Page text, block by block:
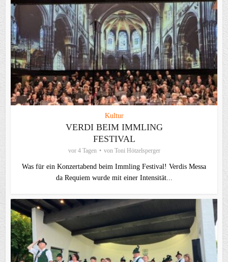
Kultur
VERDI BEIM IMMLING
FESTIVAL
vor 4 Tagen von Toni Hötzelsperger
Was für ein Konzertabend beim Immling Festival! Verdis Messa
da Requiem wurde mit einer Intensität...